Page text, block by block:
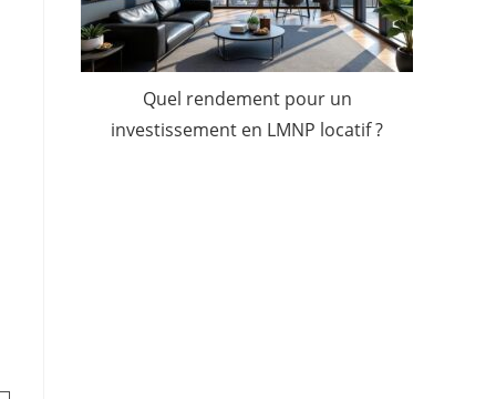
Quel rendement pour un
investissement en LMNP locatif ?